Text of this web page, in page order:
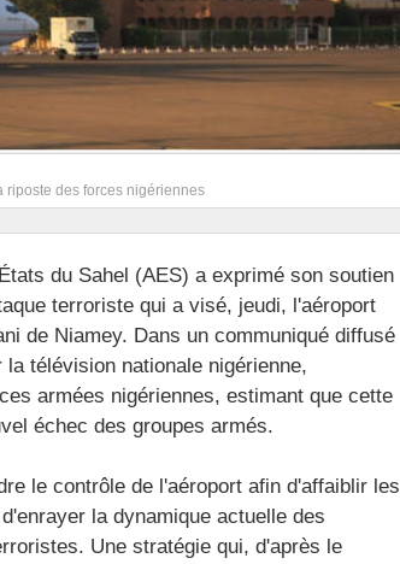
riposte des forces nigériennes
du Sahel (AES) a exprimé son soutien
terroriste qui a visé, jeudi, l'aéroport
de Niamey. Dans un communiqué diffusé
télévision nationale nigérienne,
armées nigériennes, estimant que cette
échec des groupes armés.
le contrôle de l'aéroport afin d'affaiblir les
la dynamique actuelle des
Une stratégie qui, d'après le